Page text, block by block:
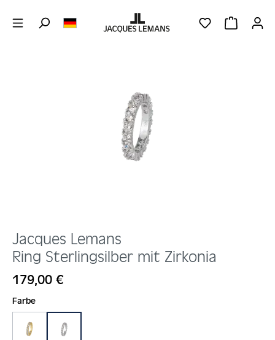
DU HAST 0
Jacques Lemans
Ring Sterlingsilber mit Zirkonia
Regulärer Preis:
179,00 €
Farbeauswählen
gold silber